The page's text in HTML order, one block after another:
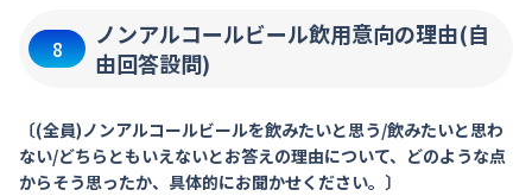
8
ノンアルコールビール飲用意向の理由(自
由回答設問)
〔(全員)ノンアルコールビールを飲みたいと思う/飲みたいと思わ
ない/どちらともいえないとお答えの理由について、どのような点
からそう思ったか、具体的にお聞かせください。〕